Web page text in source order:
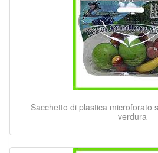
Sacchetto di plastica microforato
verdura